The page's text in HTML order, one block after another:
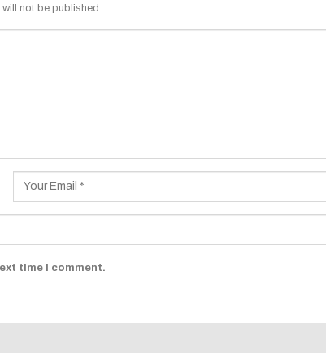
not be published.
time I comment.